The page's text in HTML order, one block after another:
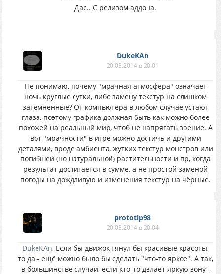
Дас.. С релизом аддона.
DukeKAn
20.03.2014 в 20:01
Не понимаю, почему "мрачная атмосфера" означает
ночь круглые сутки, либо замену текстур на слишком
затемнённые? От компьютера в любом случае устают
глаза, поэтому графика должная быть как можно более
похожей на реальный мир, чтоб не напрягать зрение. А
вот "мрачности" в игре можно достичь и другими
деталями, вроде амбиента, жутких текстур монстров или
погибшей (но натуральной) растительности и пр, когда
результат достигается в сумме, а не простой заменой
погоды на дождливую и изменения текстур на чёрные.
prototip98
20.03.2014 в 20:04
DukeKAn, Если бы движок тянул бы красивые красоты,
то да - ещё можно было бы сделать "что-то яркое". А так,
в большинстве случаи, если кто-то делает яркую зону -